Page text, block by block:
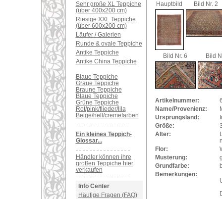
Sehr große XL Teppiche
(über 400x200 cm)
Riesige XXL Teppiche
(über 600x200 cm)
Läufer / Galerien
Runde & ovale Teppiche
Antike Teppiche
Antike China Teppiche
Blaue Teppiche
Graue Teppiche
Braune Teppiche
Blaue Teppiche
Grüne Teppiche
Rot/pink/flieder/lila
Beige/hell/cremefarben
Ein kleines Teppich-
Glossar...
Händler können ihre
großen Teppiche hier
verkaufen
Info Center
Häufige Fragen (FAQ)
Hauptbild
Bild Nr. 2
Bild Nr. 6 Bild
Artikelnummer:
Name/Provenienz:
Ursprungsland:
Größe:
Alter:
Flor:
Musterung:
Grundfarbe:
Bemerkungen: